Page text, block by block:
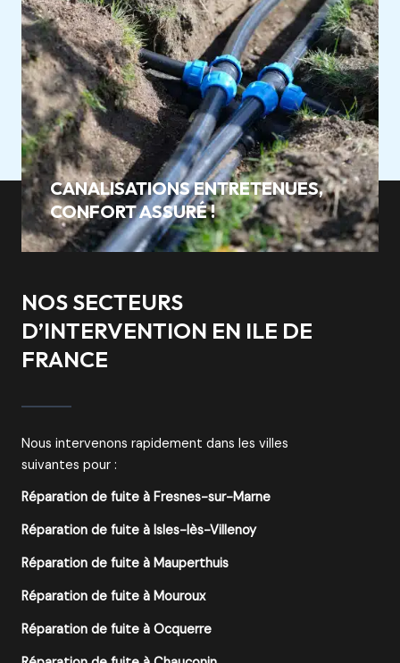
CANALISATIONS ENTRETENUES,
CONFORT ASSURÉ !
NOS SECTEURS
D’INTERVENTION EN ILE DE
FRANCE
Nous intervenons rapidement dans les villes
suivantes pour :
Réparation de fuite à Fresnes-sur-Marne
Réparation de fuite à Isles-lès-Villenoy
Réparation de fuite à Mauperthuis
Réparation de fuite à Mouroux
Réparation de fuite à Ocquerre